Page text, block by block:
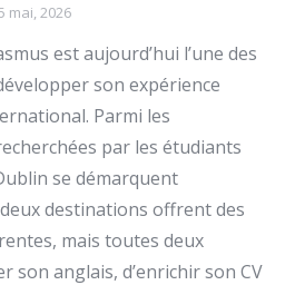
mai, 2026
est aujourd’hui l’une des
son expérience
Parmi les
par les étudiants
se démarquent
destinations offrent des
mais toutes deux
son anglais, d’enrichir son CV